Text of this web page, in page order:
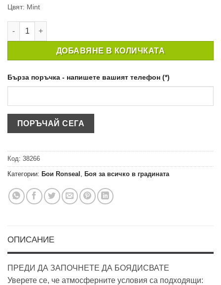
Цвят: Mint
количество за БОЯ ЗА ГРАДИНАТА GARDEN PAINT MINT
ДОБАВЯНЕ В КОЛИЧКАТА
Бърза поръчка - напишете вашият телефон (*)
Код: 38266
Категории: Бои Ronseal Боя за всичко в градината
ОПИСАНИЕ
ПРЕДИ ДА ЗАПОЧНЕТЕ ДА БОЯДИСВАТЕ
Уверете се, че атмосферните условия са подходящи: